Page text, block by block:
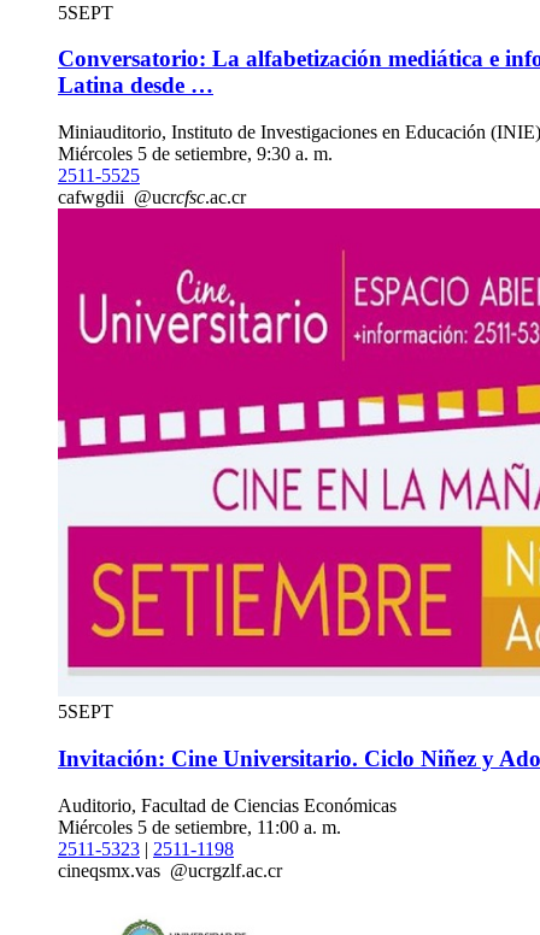
5SEPT
Conversatorio: La alfabetización mediática e
Latina desde …
Miniauditorio, Instituto de Investigaciones en Educación (INIE)
Miércoles 5 de setiembre, 9:30 a. m.
2511-5525
cafwgdii @ucrcfsc.ac.cr
5SEPT
Invitación: Cine Universitario. Ciclo Niñez y
Auditorio, Facultad de Ciencias Económicas
Miércoles 5 de setiembre, 11:00 a. m.
2511-5323 | 2511-1198
cineqsmx.vas @ucrgzlf.ac.cr